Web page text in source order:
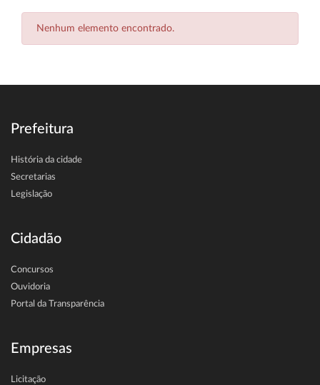
Nenhum elemento encontrado.
Prefeitura
História da cidade
Secretarias
Legislação
Cidadão
Concursos
Ouvidoria
Portal da Transparência
Empresas
Licitação